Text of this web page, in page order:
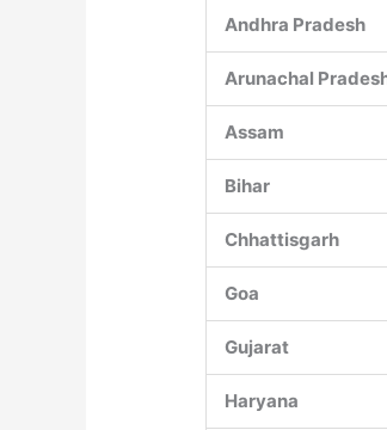
Andhra Pradesh
Arunachal
Assam
Bihar
Chhattisgarh
Goa
Gujarat
Haryana